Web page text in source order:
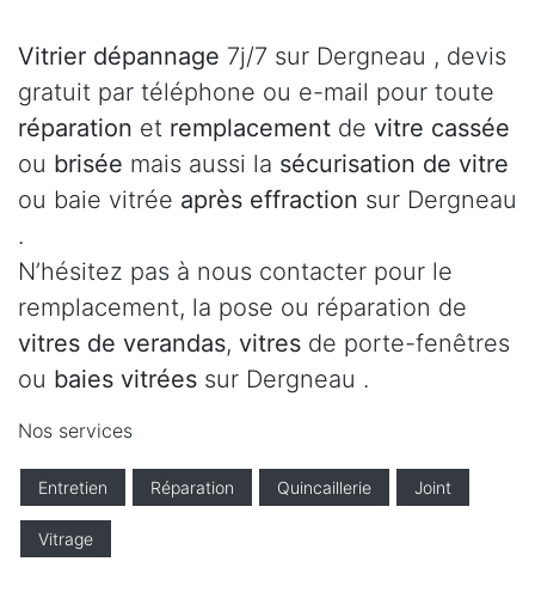
Vitrier dépannage 7j/7 sur Dergneau , devis
gratuit par téléphone ou e-mail pour toute
réparation et remplacement de vitre cassée
ou brisée mais aussi la sécurisation de vitre
ou baie vitrée après effraction sur Dergneau
.
N’hésitez pas à nous contacter pour le
remplacement, la pose ou réparation de
vitres de verandas, vitres de porte-fenêtres
ou baies vitrées sur Dergneau .
Nos services
Entretien Réparation Quincaillerie Joint
Vitrage